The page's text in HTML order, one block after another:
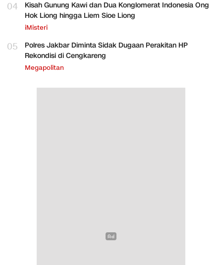
04
Kisah Gunung Kawi dan Dua Konglomerat Indonesia Ong
Hok Liong hingga Liem Sioe Liong
iMisteri
05
Polres Jakbar Diminta Sidak Dugaan Perakitan HP
Rekondisi di Cengkareng
Megapolitan